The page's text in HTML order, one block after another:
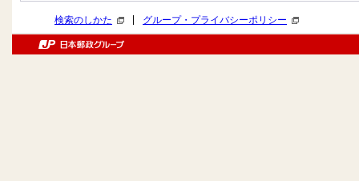
検索のしかた グループ・プライバシーポリシー